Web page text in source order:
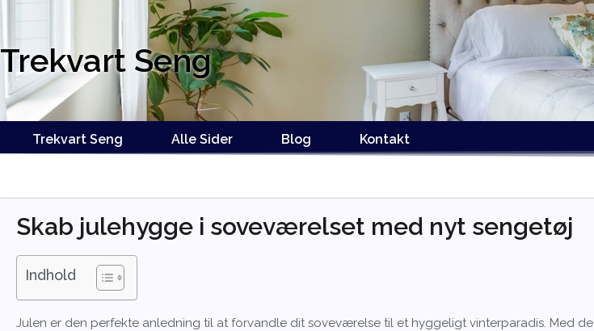
Trekvart Seng
Trekvart Seng Alle Sider Blog Kontakt
Skab julehygge i soveværelset med nyt sengetøj
Indhold
Julen er den perfekte anledning til at forvandle dit soveværelse til et hyggeligt vinterparadis. Med de